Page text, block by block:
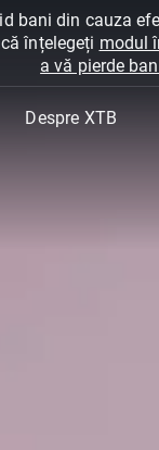
bani din cauza
înțelegeți modul
a vă pierde
Despre XTB